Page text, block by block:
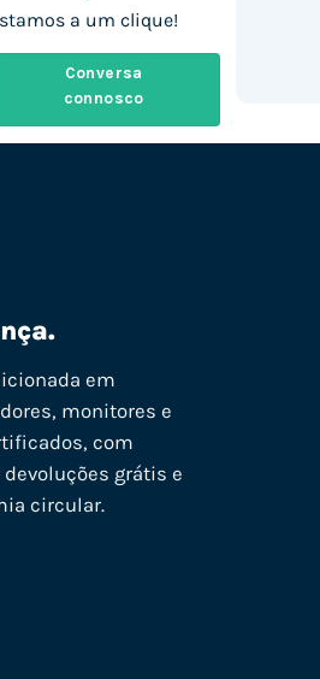
a um clique!
Conversa
connosco
em
monitores e
com
grátis e
circular.